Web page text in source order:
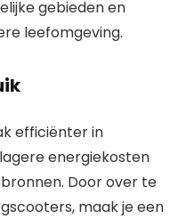
gebieden en
leefomgeving.
efficiënter in
energiekosten
Door over te
maak je een